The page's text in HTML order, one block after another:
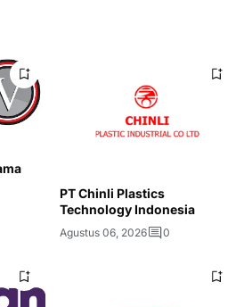
PT Chinli Plastics
Technology Indonesia
Agustus 06, 2026 0